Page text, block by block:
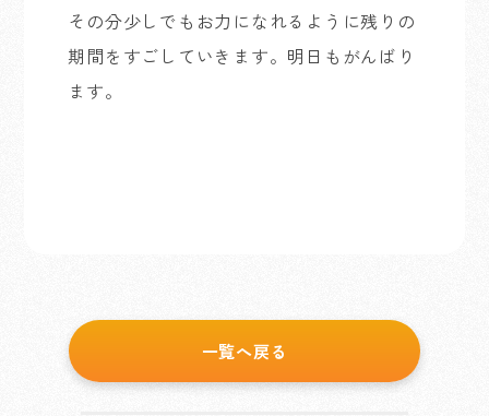
その分少しでもお力になれるように残りの
期間をすごしていきます。明日もがんばり
ます。
一覧へ戻る